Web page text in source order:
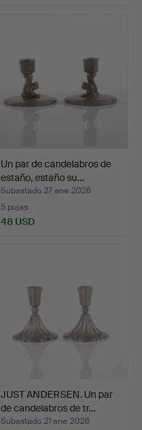
Un par de candelabros de
estaño, estaño su…
Subastado 27 ene 2026
5 pujas
48 USD
JUST ANDERSEN. Un par
de candelabros de tr…
Subastado 21 ene 2026